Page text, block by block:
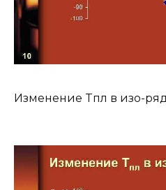
Изменение Tпл в изо-